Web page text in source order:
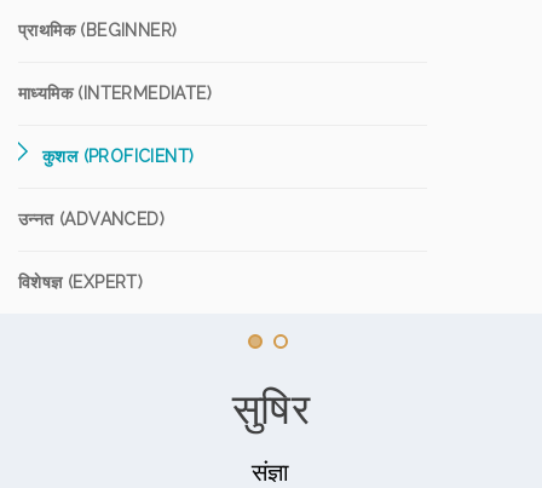
प्राथमिक (BEGINNER)
माध्यमिक (INTERMEDIATE)
कुशल (PROFICIENT)
उन्नत (ADVANCED)
विशेषज्ञ (EXPERT)
सुषिर
संज्ञा